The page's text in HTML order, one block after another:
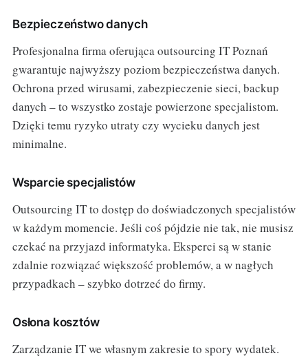
Bezpieczeństwo danych
Profesjonalna firma oferująca outsourcing IT Poznań
gwarantuje najwyższy poziom bezpieczeństwa danych.
Ochrona przed wirusami, zabezpieczenie sieci, backup
danych – to wszystko zostaje powierzone specjalistom.
Dzięki temu ryzyko utraty czy wycieku danych jest
minimalne.
Wsparcie specjalistów
Outsourcing IT to dostęp do doświadczonych specjalistów
w każdym momencie. Jeśli coś pójdzie nie tak, nie musisz
czekać na przyjazd informatyka. Eksperci są w stanie
zdalnie rozwiązać większość problemów, a w nagłych
przypadkach – szybko dotrzeć do firmy.
Osłona kosztów
Zarządzanie IT we własnym zakresie to spory wydatek.